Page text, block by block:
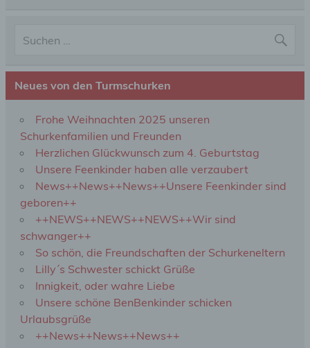
Neues von den Turmschurken
Frohe Weihnachten 2025 unseren
Schurkenfamilien und Freunden
Herzlichen Glückwunsch zum 4. Geburtstag
Unsere Feenkinder haben alle verzaubert
News++News++News++Unsere Feenkinder sind
geboren++
++NEWS++NEWS++NEWS++Wir sind
schwanger++
So schön, die Freundschaften der Schurkeneltern
Lilly´s Schwester schickt Grüße
Innigkeit, oder wahre Liebe
Unsere schöne BenBenkinder schicken
Urlaubsgrüße
++News++News++News++
Vernichtung.
d) Einschränkung der Verarbeitung
Einschränkung der Verarbeitung ist die Markierung
gespeicherter personenbezogener Daten mit dem
Ziel, ihre künftige Verarbeitung einzuschränken.
e) Profiling
Profiling ist jede Art der automatisierten
besteht, dass diese personenbezogenen Daten
verwendet werden, um bestimmte persönliche
Aspekte, die sich auf eine natürliche Person
beziehen, zu bewerten, insbesondere, um Aspekte
bezüglich Arbeitsleistung, wirtschaftlicher Lage,
Gesundheit, persönlicher Vorlieben, Interessen,
Zuverlässigkeit, Verhalten, Aufenthaltsort oder
Ortswechsel dieser natürlichen Person zu
analysieren oder vorherzusagen.